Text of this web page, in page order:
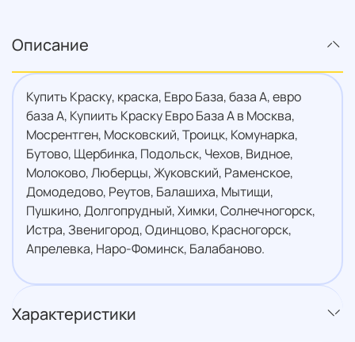
Описание
Купить Краску, краска, Евро База, база А, евро
база А, Купиить Краску Евро База А в Москва,
Мосрентген, Московский, Троицк, Комунарка,
Бутово, Щербинка, Подольск, Чехов, Видное,
Молоково, Люберцы, Жуковский, Раменское,
Домодедово, Реутов, Балашиха, Мытищи,
Пушкино, Долгопрудный, Химки, Солнечногорск,
Истра, Звенигород, Одинцово, Красногорск,
Апрелевка, Наро-Фоминск, Балабаново.
Характеристики